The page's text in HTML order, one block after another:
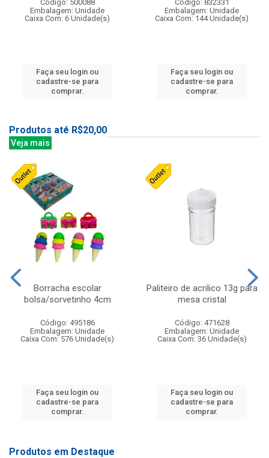
Código: 500088
Embalagem: Unidade
Caixa Com: 6 Unidade(s)
Faça seu login ou
cadastre-se para
comprar.
Código: 832331
Embalagem: Unidade
Caixa Com: 144 Unidade(s)
Faça seu login ou
cadastre-se para
comprar.
Produtos até R$20,00
Veja mais
Borracha escolar
bolsa/sorvetinho 4cm
Código: 495186
Embalagem: Unidade
Caixa Com: 576 Unidade(s)
Faça seu login ou
cadastre-se para
comprar.
Paliteiro de acrilico 13g para
mesa cristal
Código: 471628
Embalagem: Unidade
Caixa Com: 36 Unidade(s)
Faça seu login ou
cadastre-se para
comprar.
Produtos em Destaque